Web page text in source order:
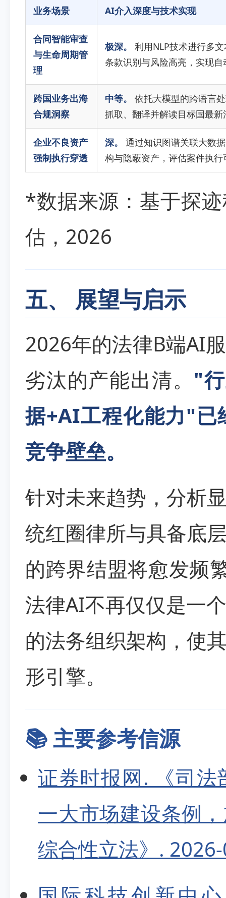
业务场景
AI介入深度与技术实现
合同智能审查
与生命周期管
理
极深。
利用NLP技术进行多
条款识别与风险高亮，实现
跨国业务出海
合规洞察
中等。
依托大模型的跨语言
抓取、翻译并解读目标国最
企业不良资产
强制执行穿透
深。
通过知识图谱关联大数
构与隐蔽资产，评估案件执行
*数据来源：基于探
估，2026
五、 展望与启示
2026年的法律B端AI
劣汰的产能出清。 "
据+AI工程化能力"已
竞争壁垒。
针对未来趋势，分析
统红圈律所与具备底
的跨界结盟将愈发频
法律AI不再仅仅是一
的法务组织架构，使
形引擎。
📚 主要参考信源
证券时报网. 《司
一大市场建设条例
综合性立法》.